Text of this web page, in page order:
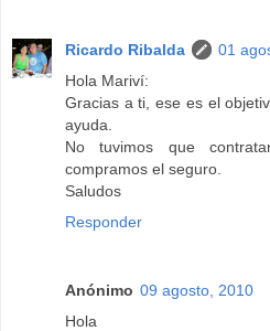
Ricardo Ribalda
01
Hola Mariví:
Gracias a ti, ese es el
ayuda.
No tuvimos que
compramos el seguro.
Saludos
Responder
Anónimo 09 agosto, 2010
Hola